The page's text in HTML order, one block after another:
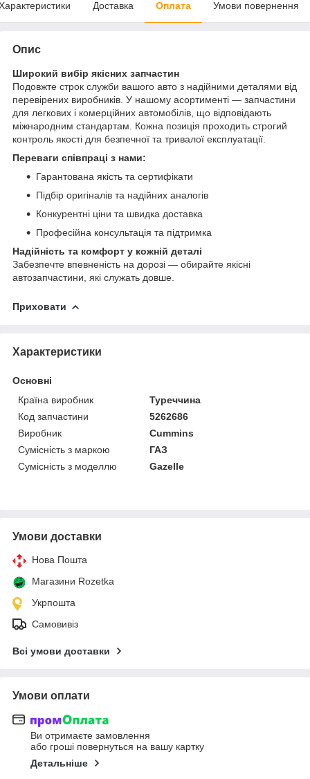
Доставка Оплата Умови повернення
Опис
Широкий вибір якісних запчастин
Подовжте строк служби вашого авто з надійними деталями від
перевірених виробників. У нашому асортименті — запчастини
для легкових і комерційних автомобілів, що відповідають
міжнародним стандартам. Кожна позиція проходить строгий
контроль якості для безпечної та тривалої експлуатації.
Переваги співпраці з нами:
Гарантована якість та сертифікати
Підбір оригіналів та надійних аналогів
Конкурентні ціни та швидка доставка
Професійна консультація та підтримка
Надійність та комфорт у кожній деталі
Забезпечте впевненість на дорозі — обирайте якісні
автозапчастини, які служать довше.
Приховати
Характеристики
Основні
Країна виробник
Туреччина
Код запчастини
5262686
Виробник
Cummins
Сумісність з маркою
ГАЗ
Сумісність з моделлю
Gazelle
Умови доставки
Нова Пошта
Магазини Rozetka
Укрпошта
Самовивіз
Всі умови доставки
Умови оплати
Ви отримаєте замовлення
або гроші повернуться на вашу картку
Детальніше